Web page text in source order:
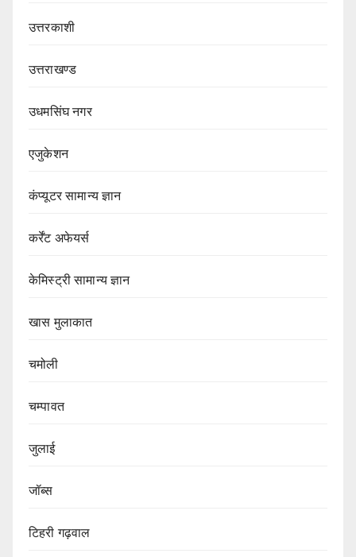
उत्तरकाशी
उत्तराखण्ड
उधमसिंघ नगर
एजुकेशन
कंप्यूटर सामान्य ज्ञान
कर्रेंट अफेयर्स
केमिस्ट्री सामान्य ज्ञान
खास मुलाकात
चमोली
चम्पावत
जुलाई
जॉब्स
टिहरी गढ़वाल